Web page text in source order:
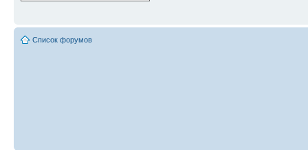
Список форумов